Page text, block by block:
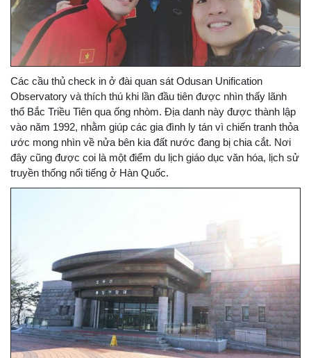
Các cầu thủ check in ở đài quan sát Odusan Unification
Observatory và thích thú khi lần đầu tiên được nhìn thấy lãnh
thổ Bắc Triều Tiên qua ống nhòm. Địa danh này được thành lập
vào năm 1992, nhằm giúp các gia đình ly tán vì chiến tranh thỏa
ước mong nhìn về nửa bên kia đất nước đang bị chia cắt. Nơi
đây cũng được coi là một điểm du lịch giáo dục văn hóa, lịch sử
truyền thống nổi tiếng ở Hàn Quốc.